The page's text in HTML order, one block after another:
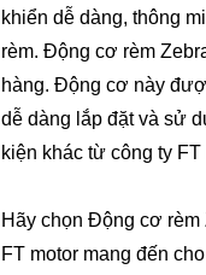
khiển dễ dàng, thông
rèm. Động cơ rèm
hàng. Động cơ này
dễ dàng lắp đặt và sử
kiện khác từ công ty
Hãy chọn Động cơ rèm
FT motor mang đến